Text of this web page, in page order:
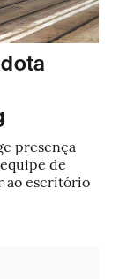
presença
de
ao escritório